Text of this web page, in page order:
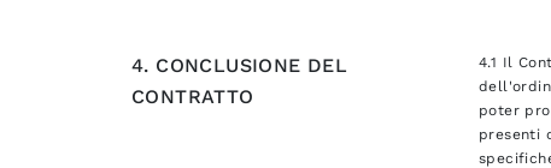
4. CONCLUSIONE DEL
CONTRATTO
4.1 Il
poter
presenti